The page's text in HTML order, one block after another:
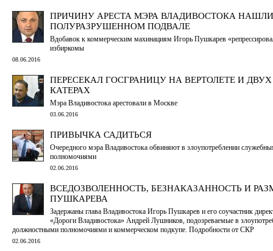
ПРИЧИНУ АРЕСТА МЭРА ВЛАДИВОСТОКА
ПОЛУРАЗРУШЕННОМ ПОДВАЛЕ
Вдобавок к коммерческим махинациям Игорь Пушкарев
избиркомы
08.06.2016
ПЕРЕСЕКАЛ ГОСГРАНИЦУ НА ВЕРТОЛЕТЕ И
КАТЕРАХ
Мэра Владивостока арестовали в Москве
03.06.2016
ПРИВЫЧКА САДИТЬСЯ
Очередного мэра Владивостока обвиняют в злоупотреблении
полномочиями
02.06.2016
ВСЕДОЗВОЛЕННОСТЬ, БЕЗНАКАЗАННОСТЬ И
ПУШКАРЕВА
Задержаны глава Владивостока Игорь Пушкарев и его соучастник
«Дороги Владивостока» Андрей Лушников, подозреваемые в
должностными полномочиями и коммерческом подкупе. Подробности от СКР
02.06.2016